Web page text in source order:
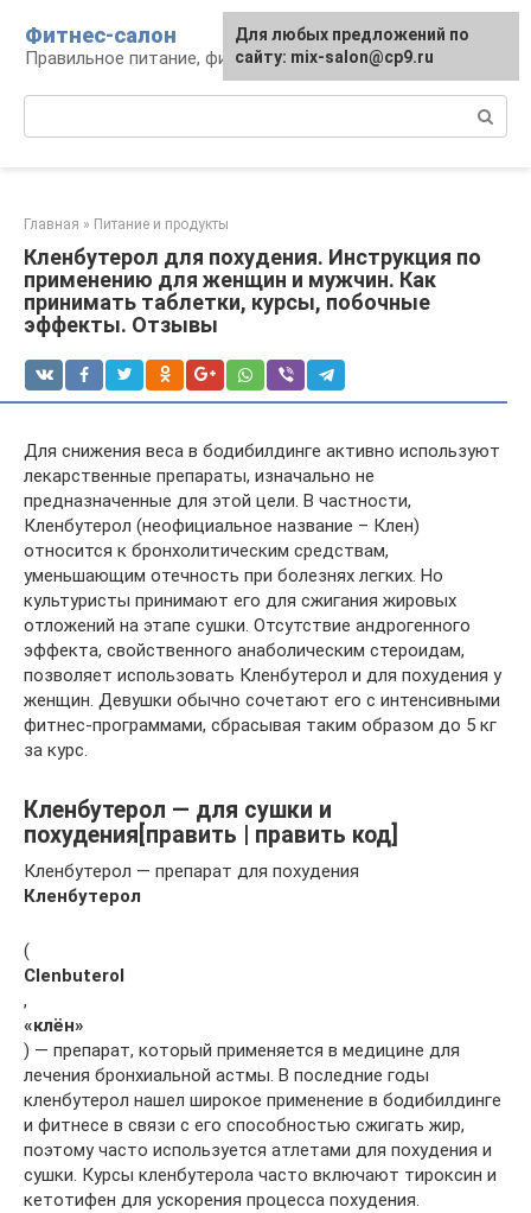
контенту
Фитнес-салон
Правильное питание, фитнес, образ жизни
Главная » Питание и продукты
Кленбутерол для похудения. Инструкция по
применению для женщин и мужчин. Как
принимать таблетки, курсы, побочные
эффекты. Отзывы
Для снижения веса в бодибилдинге активно используют
лекарственные препараты, изначально не
предназначенные для этой цели. В частности,
Кленбутерол (неофициальное название – Клен)
относится к бронхолитическим средствам,
уменьшающим отечность при болезнях легких. Но
культуристы принимают его для сжигания жировых
отложений на этапе сушки. Отсутствие андрогенного
эффекта, свойственного анаболическим стероидам,
позволяет использовать Кленбутерол и для похудения у
женщин. Девушки обычно сочетают его с интенсивными
фитнес-программами, сбрасывая таким образом до 5 кг
за курс.
Кленбутерол — для сушки и
похудения[править | править код]
Кленбутерол — препарат для похудения
Кленбутерол
(
Clenbuterol
,
«клён»
) — препарат, который применяется в медицине для
лечения бронхиальной астмы. В последние годы
кленбутерол нашел широкое применение в бодибилдинге
и фитнесе в связи с его способностью сжигать жир,
поэтому часто используется атлетами для похудения и
сушки. Курсы кленбутерола часто включают тироксин и
кетотифен для ускорения процесса похудения.
Для любых предложений по
сайту: mix-salon@cp9.ru